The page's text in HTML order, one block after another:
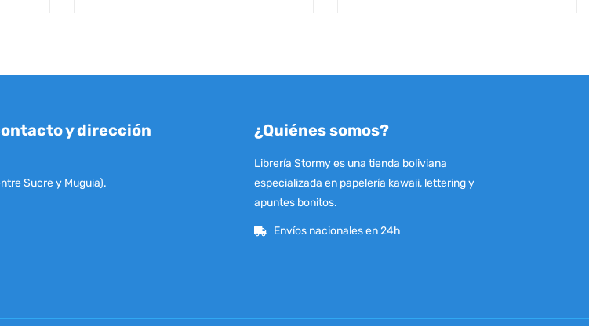
y dirección
Sucre y Muguia).
¿Quiénes somos?
Librería Stormy es una tienda boliviana
especializada en papelería kawaii, lettering y
apuntes bonitos.
Envíos nacionales en 24h